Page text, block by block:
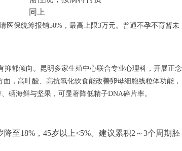
同上
医保统筹报销50%，最高上限3万元。普通不孕不育暂未
郁倾向。昆明多家生殖中心联合专业心理科，开展正念
，高叶酸、高抗氧化饮食能改善卵母细胞线粒体功能，
硒海鲜与坚果，可显著降低精子DNA碎片率。
至18%，45岁以上<5%。建议累积2～3个周期胚